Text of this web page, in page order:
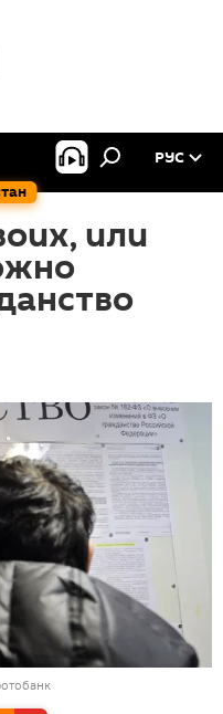
РУС
или